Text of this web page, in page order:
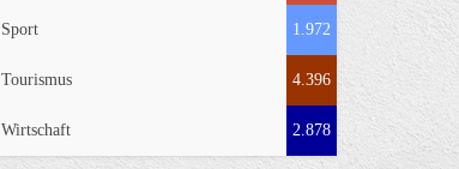
Sport 1.972
Tourismus 4.396
Wirtschaft 2.878